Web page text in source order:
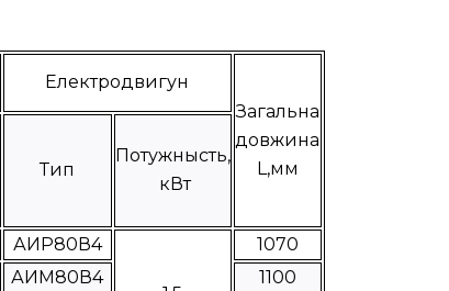
Електродвигун
Загальна
довжина
L,мм
Тип
Потужнысть,
кВт
АИР80В4
1070
АИМ80В4
1100